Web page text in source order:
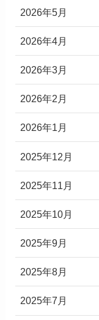
2026年5月
2026年4月
2026年3月
2026年2月
2026年1月
2025年12月
2025年11月
2025年10月
2025年9月
2025年8月
2025年7月